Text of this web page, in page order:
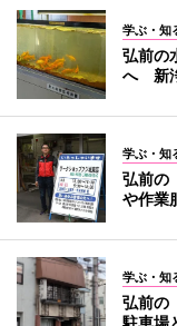
学ぶ・知
弘前の
へ 新
学ぶ・知
弘前の
や作業
学ぶ・知
弘前の